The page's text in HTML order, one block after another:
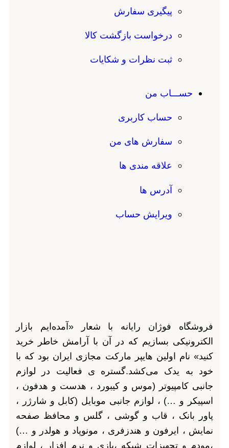
پیگیری سفارش
درخواست بازگشت کالا
ثبت نظرات و شکایات
حســـاب من
حساب کاربری
سفارش های من
علاقه مندی ها
آدرس ها
ویرایش حساب
فروشگاه فوژان رایانه با شعار «آمده‌ایم بازار
الکترونیکی بسازیم که در آن با آرامش خاطر خرید
کنید» نام اولین هایپر مارکت مجازی ایران بود که با
خود به یدک می‌کشد.گستره ی فعالیت در لوازم
جانبی کامپیوتر (موس و کیبورد ، هدست و هدفون ،
اسپیکر و …) ، لوازم جانبی موبایل (کابل و شارژر ،
پاور بانک ، قاب و گوشی ، گلس و محافظ صفحه
نمایش ، ایرفون و هندزفری ، مونوپاد و هولدر و …)
،مودم و تجهیزات شبکه ،بازی و نرم افزار ، لوازم